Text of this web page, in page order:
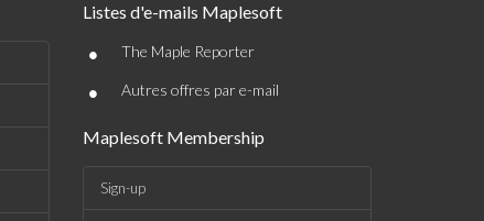
Listes d'e-mails Maplesoft
• The Maple Reporter
• Autres offres par e-mail
Maplesoft Membership
Sign-up